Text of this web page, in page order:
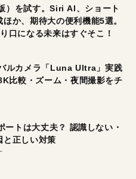
）を試す。Siri AI、ショート
か、期待大の便利機能5選。
口になる未来はすぐそこ！
ルカメラ「Luna Ultra」実践
比較・ズーム・夜間撮影をチ
ートは大丈夫？ 認識しない・
と正しい対策